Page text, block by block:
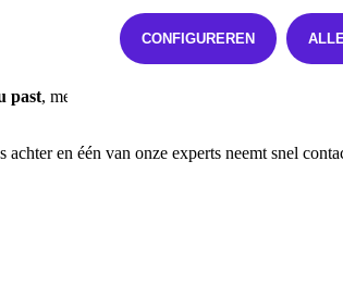
past, met flexibele maandelijkse betalingen. Of
achter en één van onze experts neemt snel
CONFIGUREREN